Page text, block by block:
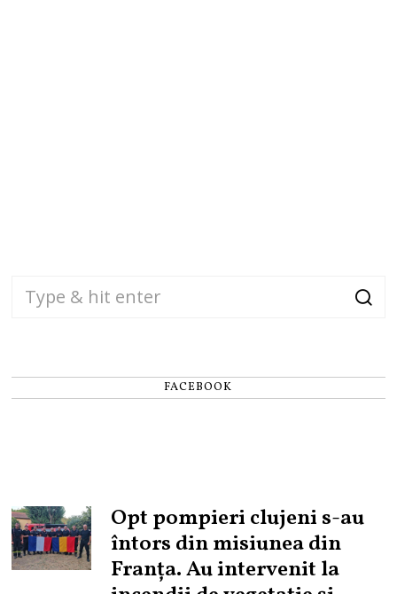
FACEBOOK
Opt pompieri clujeni s-au
întors din misiunea din
Franța. Au intervenit la